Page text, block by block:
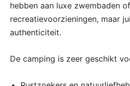
hebben aan luxe zwembaden
recreatievoorzieningen, maar
authenticiteit.
De camping is zeer geschikt